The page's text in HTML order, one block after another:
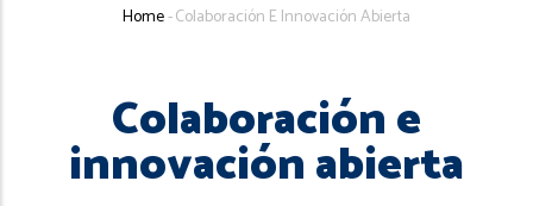
Breadcrumb
Home-Colaboración E Innovación Abierta
Colaboración e
innovación abierta